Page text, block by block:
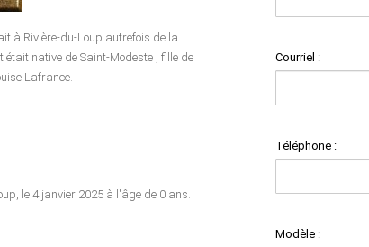
à Rivière-du-Loup autrefois de la
était native de Saint-Modeste , fille de
Lafrance.
le 4 janvier 2025 à l'âge de 0 ans.
Courriel :
Téléphone :
Modèle :